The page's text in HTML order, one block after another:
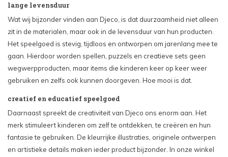
lange levensduur
Wat wij bijzonder vinden aan Djeco, is dat duurzaamheid niet alleen
zit in de materialen, maar ook in de levensduur van hun producten.
Het speelgoed is stevig, tijdloos en ontworpen om jarenlang mee te
gaan. Hierdoor worden spellen, puzzels en creatieve sets geen
wegwerpproducten, maar items die kinderen keer op keer weer
gebruiken en zelfs ook kunnen doorgeven. Hoe mooi is dat.
creatief en educatief speelgoed
Daarnaast spreekt de creativiteit van Djeco ons enorm aan. Het
merk stimuleert kinderen om zelf te ontdekken, te creëren en hun
fantasie te gebruiken. De kleurrijke illustraties, originele ontwerpen
en artistieke details maken ieder product bijzonder. In onze winkel